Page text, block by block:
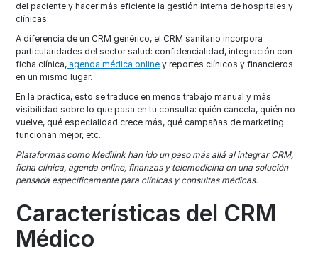
del paciente y hacer más eficiente la gestión interna de hospitales y
clínicas.
A diferencia de un CRM genérico, el CRM sanitario incorpora
particularidades del sector salud: confidencialidad, integración con
ficha clínica, agenda médica online y reportes clínicos y financieros
en un mismo lugar.
En la práctica, esto se traduce en menos trabajo manual y más
visibilidad sobre lo que pasa en tu consulta: quién cancela, quién no
vuelve, qué especialidad crece más, qué campañas de marketing
funcionan mejor, etc..
Plataformas como Medilink han ido un paso más allá al integrar CRM,
ficha clínica, agenda online, finanzas y telemedicina en una solución
pensada específicamente para clínicas y consultas médicas.
Características del CRM
Médico